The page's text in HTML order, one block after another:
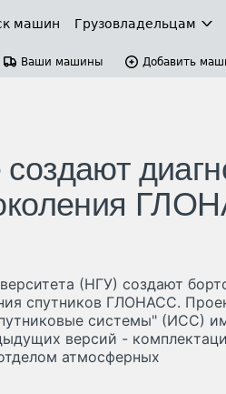
машин Грузовладельцам
Ваши машины Добавить
(НГУ) создают
спутников ГЛОНАСС.
системы" (ИСС)
версий -
атмосферных